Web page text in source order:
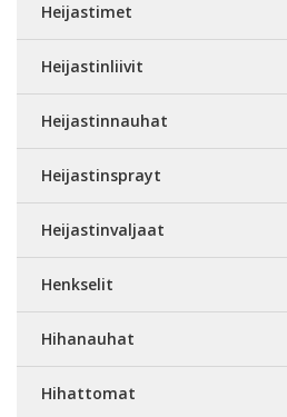
Heijastimet
Heijastinliivit
Heijastinnauhat
Heijastinsprayt
Heijastinvaljaat
Henkselit
Hihanauhat
Hihattomat